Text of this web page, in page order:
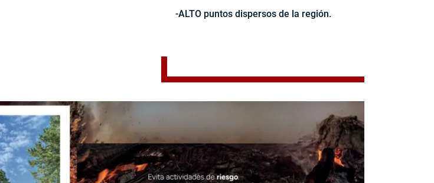
-ALTO puntos dispersos de la región.